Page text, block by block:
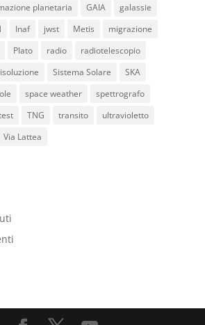
planetaria GAIA
galassie
Inaf jwst Metis
migrazione
Plato radio
radiotelescopio
Sistema Solare
SKA
space weather
spettrografo
TNG transito
ultravioletto
Via Lattea